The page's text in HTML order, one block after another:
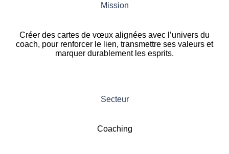
Mission
Créer des cartes de vœux alignées avec l’univers du
coach, pour renforcer le lien, transmettre ses valeurs et
marquer durablement les esprits.
Secteur
Coaching